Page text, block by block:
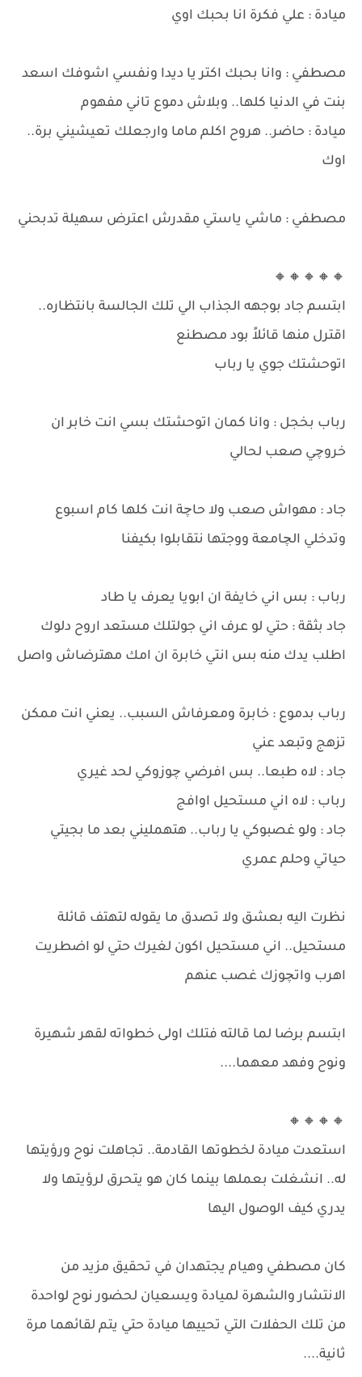
ميادة : علي فكرة انا بحبك اوي
مصطفي : وانا بحبك اكتر يا ديدا ونفسي اشوفك اسعد
بنت في الدنيا كلها.. وبلاش دموع تاني مفهوم
ميادة : حاضر.. هروح اكلم ماما وارجعلك تعيشيني برة..
اوك
مصطفي : ماشي ياستي مقدرش اعترض سهيلة تدبحني
🔸🔸🔸🔸🔸
ابتسم جاد بوجهه الجذاب الي تلك الجالسة بانتظاره..
اقترل منها قائلاً بود مصطنع
اتوحشتك جوي يا رباب
رباب بخجل : وانا كمان اتوحشتك بسي انت خابر ان
خروچي صعب لحالي
جاد : مهواش صعب ولا حاچة انت كلها كام اسبوع
وتدخلي الچامعة ووجتها نتقابلوا بكيفنا
رباب : بس اني خايفة ان ابويا يعرف يا طاد
جاد بثقة : حتي لو عرف اني جولتلك مستعد اروح دلوك
اطلب يدك منه بس انتي خابرة ان امك مهترضاش واصل
رباب بدموع : خابرة ومعرفاش السبب.. يعني انت ممكن
تزهج وتبعد عني
جاد : لاه طبعا.. بس افرضي چوزوكي لحد غيري
رباب : لاه اني مستحيل اوافج
جاد : ولو غصبوكي يا رباب.. هتهمليني بعد ما بجيتي
حياتي وحلم عمري
نظرت اليه بعشق ولا تصدق ما يقوله لتهتف قائلة
مستحيل.. اني مستحيل اكون لغيرك حتي لو اضطريت
اهرب واتچوزك غصب عنهم
ابتسم برضا لما قالته فتلك اولى خطواته لقهر شهيرة
ونوح وفهد معهما....
🔸🔸🔸🔸
استعدت ميادة لخطوتها القادمة.. تجاهلت نوح ورؤيتها
له.. انشغلت بعملها بينما كان هو يتحرق لرؤيتها ولا
يدري كيف الوصول اليها
كان مصطفي وهيام يجتهدان في تحقيق مزيد من
الانتشار والشهرة لميادة ويسعيان لحضور نوح لواحدة
من تلك الحفلات التي تحييها ميادة حتي يتم لقائهما مرة
ثانية....